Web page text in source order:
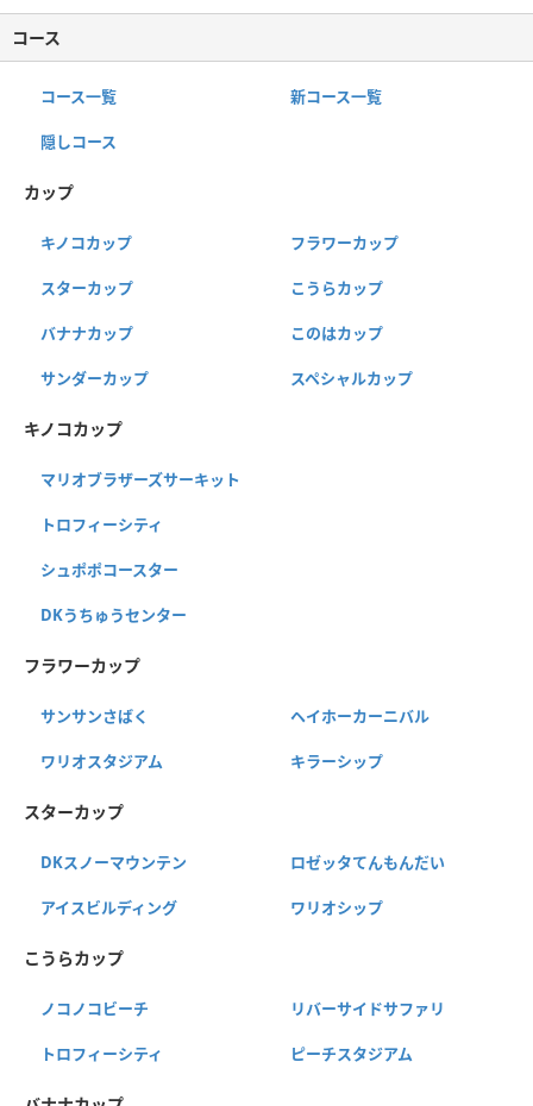
コース
コース一覧 新コース一覧
隠しコース
カップ
キノコカップ フラワーカップ
スターカップ こうらカップ
バナナカップ このはカップ
サンダーカップ スペシャルカップ
キノコカップ
マリオブラザーズサーキット
トロフィーシティ
シュポポコースター
DKうちゅうセンター
フラワーカップ
サンサンさばく ヘイホーカーニバル
ワリオスタジアム キラーシップ
スターカップ
DKスノーマウンテン ロゼッタてんもんだい
アイスビルディング ワリオシップ
こうらカップ
ノコノコビーチ リバーサイドサファリ
トロフィーシティ ピーチスタジアム